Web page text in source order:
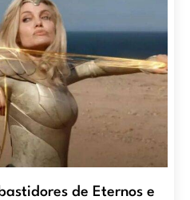
de Eternos e